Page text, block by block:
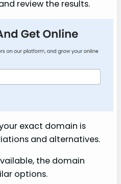
review the results.
exact domain is
and alternatives.
the domain
options.